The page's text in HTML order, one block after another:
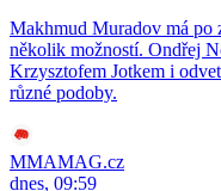
Makhmud Muradov má po
několik možností. Ondřej
Krzysztofem Jotkem i
různé podoby.
MMAMAG.cz
dnes, 09:59